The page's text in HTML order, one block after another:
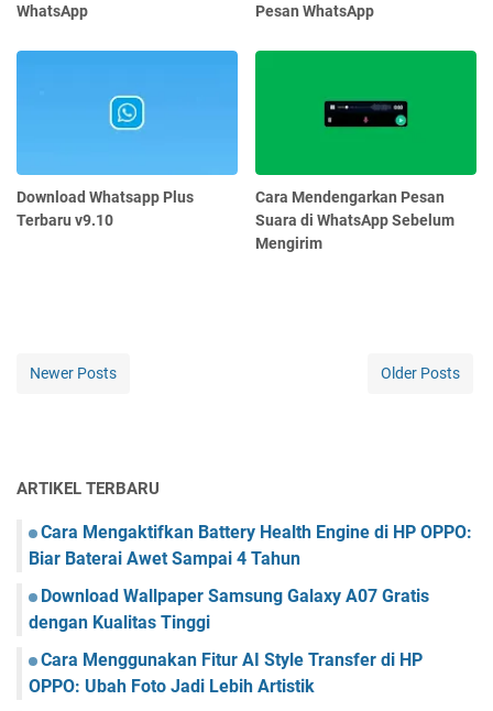
WhatsApp
Pesan WhatsApp
Download Whatsapp Plus
Terbaru v9.10
Cara Mendengarkan Pesan
Suara di WhatsApp Sebelum
Mengirim
Newer Posts Older Posts
ARTIKEL TERBARU
Cara Mengaktifkan Battery Health Engine di HP OPPO:
Biar Baterai Awet Sampai 4 Tahun
Download Wallpaper Samsung Galaxy A07 Gratis
dengan Kualitas Tinggi
Cara Menggunakan Fitur AI Style Transfer di HP
OPPO: Ubah Foto Jadi Lebih Artistik